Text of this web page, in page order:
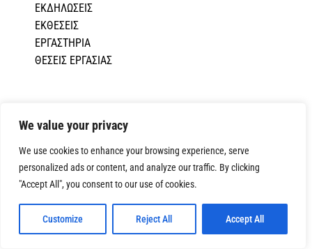
We value your privacy
We use cookies to enhance your browsing experience, serve
personalized ads or content, and analyze our traffic. By clicking
"Accept All", you consent to our use of cookies.
Customize Reject All Accept All
ΕΚΔΗΛΩΣΕΙΣ
ΕΚΘΕΣΕΙΣ
ΕΡΓΑΣΤΗΡΙΑ
ΘΕΣΕΙΣ ΕΡΓΑΣΙΑΣ
ΣΑΚ
ΔΡΑΣΗ – ΣΤΟΧΟΙ
ΚΑΤΑΣΤΑΤΙΚΟ
ΚΩΔΙΚΑΣ ΔΕΟΝΤΟΛΟΓΙΑΣ
ΔΙΟΙΚΗΤΙΚΗ ΔΟΜΗ
ΕΠΙΤΡΟΠΕΣ